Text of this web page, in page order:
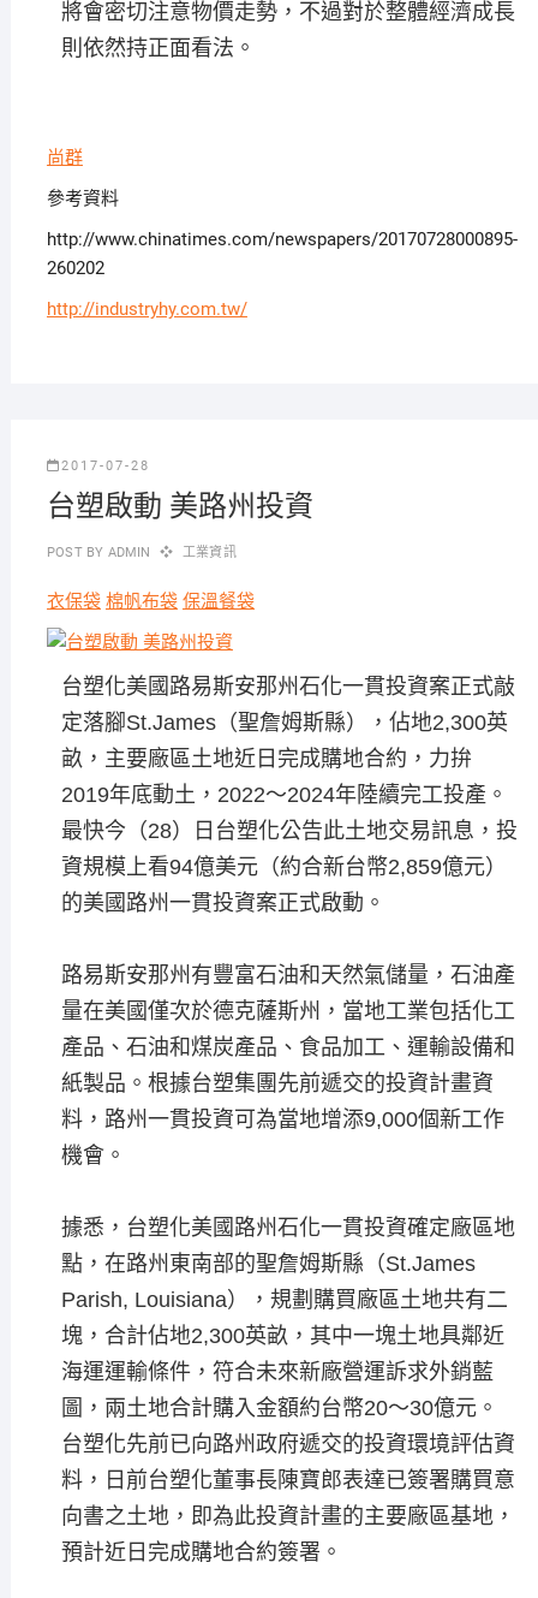
將會密切注意物價走勢，不過對於整體經濟成長
則依然持正面看法。
尚群
參考資料
http://www.chinatimes.com/newspapers/20170728000895-
260202
http://industryhy.com.tw/
2017-07-28
台塑啟動 美路州投資
POST BY ADMIN 工業資訊
衣保袋 棉帆布袋 保溫餐袋
台塑化美國路易斯安那州石化一貫投資案正式敲
定落腳St.James（聖詹姆斯縣），佔地2,300英
畝，主要廠區土地近日完成購地合約，力拚
2019年底動土，2022～2024年陸續完工投產。
最快今（28）日台塑化公告此土地交易訊息，投
資規模上看94億美元（約合新台幣2,859億元）
的美國路州一貫投資案正式啟動。
路易斯安那州有豐富石油和天然氣儲量，石油產
量在美國僅次於德克薩斯州，當地工業包括化工
產品、石油和煤炭產品、食品加工、運輸設備和
紙製品。根據台塑集團先前遞交的投資計畫資
料，路州一貫投資可為當地增添9,000個新工作
機會。
據悉，台塑化美國路州石化一貫投資確定廠區地
點，在路州東南部的聖詹姆斯縣（St.James
Parish, Louisiana），規劃購買廠區土地共有二
塊，合計佔地2,300英畝，其中一塊土地具鄰近
海運運輸條件，符合未來新廠營運訴求外銷藍
圖，兩土地合計購入金額約台幣20～30億元。
台塑化先前已向路州政府遞交的投資環境評估資
料，日前台塑化董事長陳寶郎表達已簽署購買意
向書之土地，即為此投資計畫的主要廠區基地，
預計近日完成購地合約簽署。